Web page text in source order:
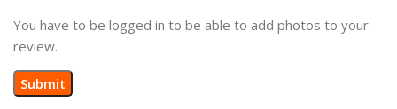
You have to be logged in to be able to add photos to your
review.